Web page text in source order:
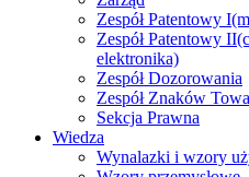
Zespół Patentowy I
Zespół Patentowy II
elektronika)
Zespół Dozorowania
Zespół Znaków
Sekcja Prawna
Wiedza
Wynalazki i wzory